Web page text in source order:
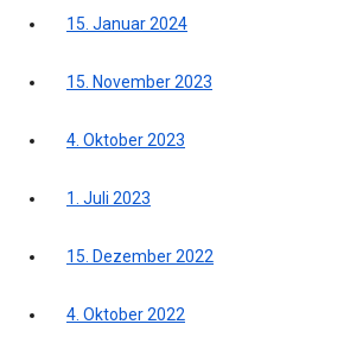
15. Januar 2024
15. November 2023
4. Oktober 2023
1. Juli 2023
15. Dezember 2022
4. Oktober 2022